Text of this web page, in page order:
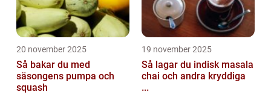
20 november 2025
Så bakar du med
säsongens pumpa och
squash
19 november 2025
Så lagar du indisk masala
chai och andra kryddiga
...